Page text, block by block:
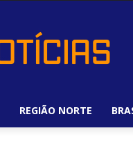
REGIÃO NORTE